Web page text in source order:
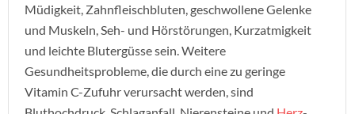
Müdigkeit, Zahnfleischbluten, geschwollene Gelenke
und Muskeln, Seh- und Hörstörungen, Kurzatmigkeit
und leichte Blutergüsse sein. Weitere
Gesundheitsprobleme, die durch eine zu geringe
Vitamin C-Zufuhr verursacht werden, sind